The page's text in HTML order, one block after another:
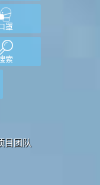
罩
索
目团队